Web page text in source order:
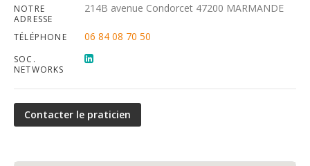
NOTRE
ADRESSE
214B avenue Condorcet 47200 MARMANDE
TÉLÉPHONE 06 84 08 70 50
SOC.
NETWORKS
Contacter le praticien